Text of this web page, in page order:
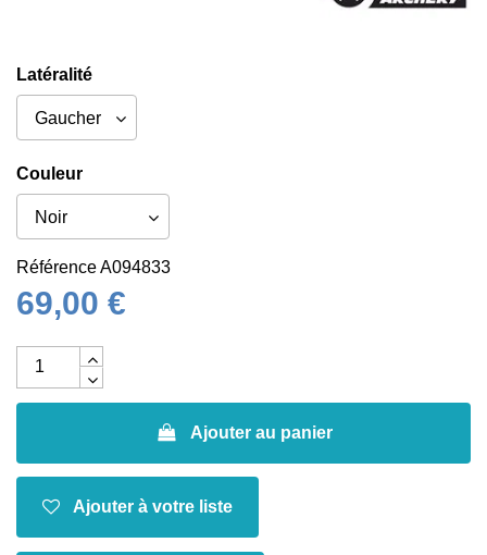
Latéralité
Couleur
RéférenceA094833
69,00 €
Ajouter au panier